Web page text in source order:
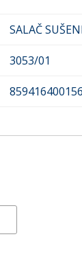
SALAČ
3053/01